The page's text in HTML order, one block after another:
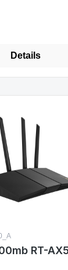
Details
RT-